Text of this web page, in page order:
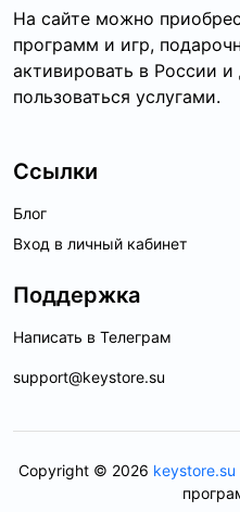
На сайте можно
программ и игр,
активировать в России
пользоваться услугами.
Ссылки
Блог
Вход в личный кабинет
Поддержка
Написать в Телеграм
support@keystore.su
Copyright © 2026 keystore.su